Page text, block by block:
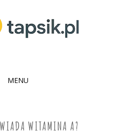
MENU
WITAMINA A?